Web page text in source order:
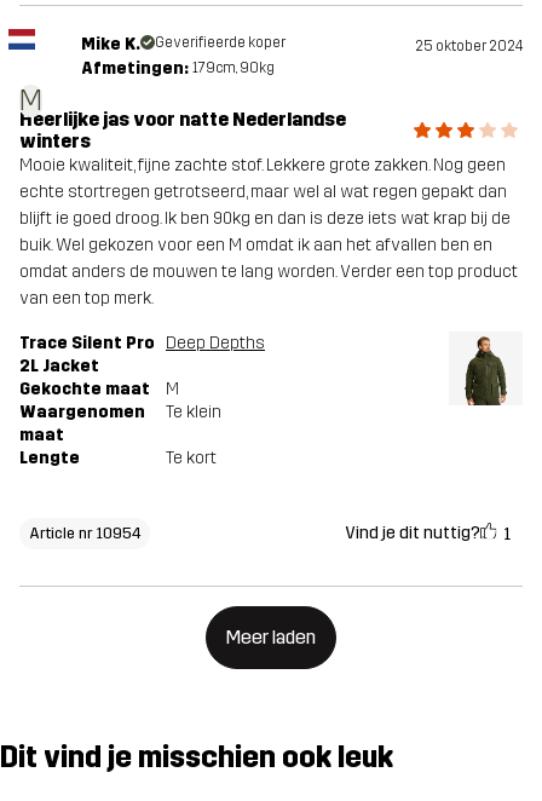
M
Mike K. Geverifieerde koper 25 oktober 2024
Afmetingen: 179cm, 90kg
Heerlijke jas voor natte Nederlandse
winters
Mooie kwaliteit, fijne zachte stof. Lekkere grote zakken. Nog geen
echte stortregen getrotseerd, maar wel al wat regen gepakt dan
blijft ie goed droog. Ik ben 90kg en dan is deze iets wat krap bij de
buik. Wel gekozen voor een M omdat ik aan het afvallen ben en
omdat anders de mouwen te lang worden. Verder een top product
van een top merk.
Trace Silent Pro
2L Jacket
Deep Depths
Gekochte maat
M
Waargenomen
maat
Te klein
Lengte Te kort
Article nr 10954 Vind je dit nuttig? 1
Meer laden
Dit vind je misschien ook leuk